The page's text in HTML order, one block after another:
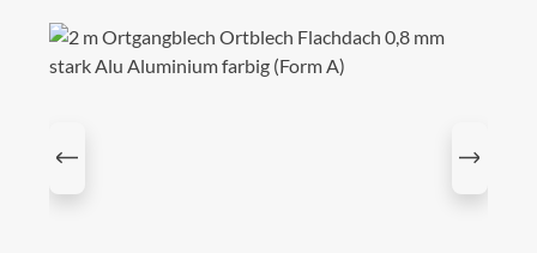
Bildergalerie überspringen